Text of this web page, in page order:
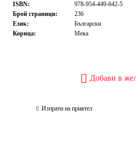
ISBN:
978-954-449-642-5
Брой страници:
236
Език:
Български
Корица:
Мека
Добави в
Изпрати на приятел